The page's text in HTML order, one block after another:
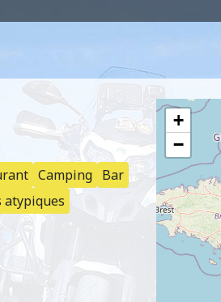
Camping
Bar
atypiques
+
−